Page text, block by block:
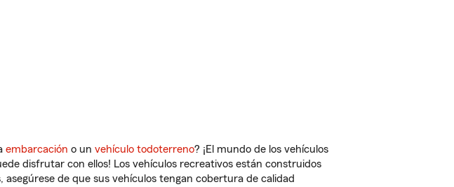
embarcación o un vehículo todoterreno? ¡El mundo de los vehículos
disfrutar con ellos! Los vehículos recreativos están construidos
de que sus vehículos tengan cobertura de calidad